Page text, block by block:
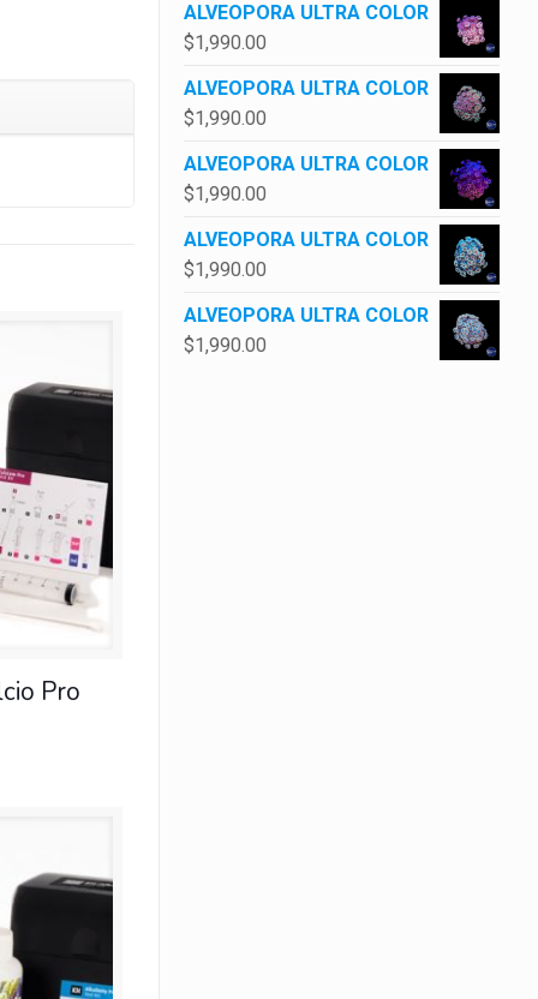
Pro
ALVEOPORA ULTRA COLOR
$1,990.00
ALVEOPORA ULTRA COLOR
$1,990.00
ALVEOPORA ULTRA COLOR
$1,990.00
ALVEOPORA ULTRA COLOR
$1,990.00
ALVEOPORA ULTRA COLOR
$1,990.00